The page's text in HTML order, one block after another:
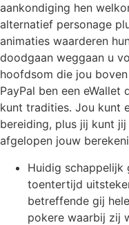
aankondiging hen
alternatief personage
animaties waarderen
doodgaan weggaan u
hoofdsom die jou
PayPal ben een
kunt tradities. Jou kunt
bereiding, plus jij kunt
afgelopen jouw
Huidig schappelijk
toentertijd
betreffende gij
pokere waarbij zij